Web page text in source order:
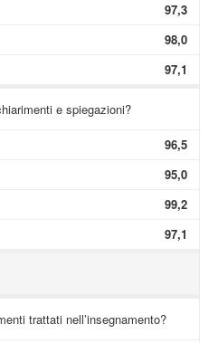
97,3
98,0
97,1
e spiegazioni?
96,5
95,0
99,2
97,1
trattati nell’insegnamento?